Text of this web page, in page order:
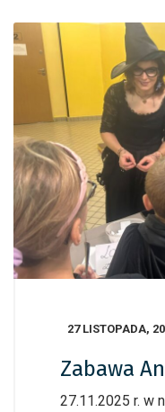
27 LISTOPADA,
Zabawa
27.11.2025 r. w